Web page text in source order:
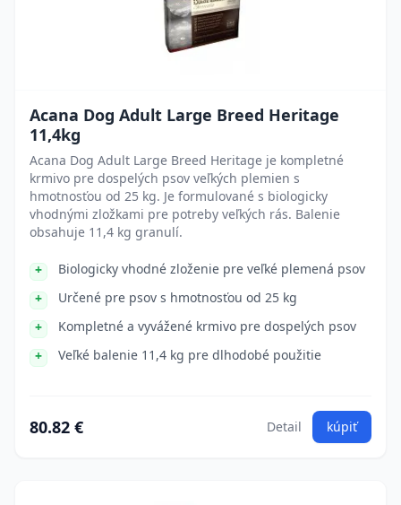
Acana Dog Adult Large Breed Heritage
11,4kg
Acana Dog Adult Large Breed Heritage je kompletné
krmivo pre dospelých psov veľkých plemien s
hmotnosťou od 25 kg. Je formulované s biologicky
vhodnými zložkami pre potreby veľkých rás. Balenie
obsahuje 11,4 kg granulí.
Biologicky vhodné zloženie pre veľké plemená psov
Určené pre psov s hmotnosťou od 25 kg
Kompletné a vyvážené krmivo pre dospelých psov
Veľké balenie 11,4 kg pre dlhodobé použitie
80.82 € Detail kúpiť